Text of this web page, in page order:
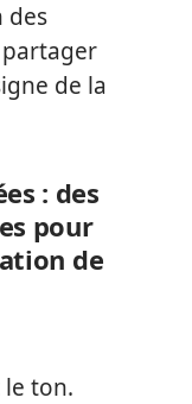
des
de la
: des
pour
de
ton.